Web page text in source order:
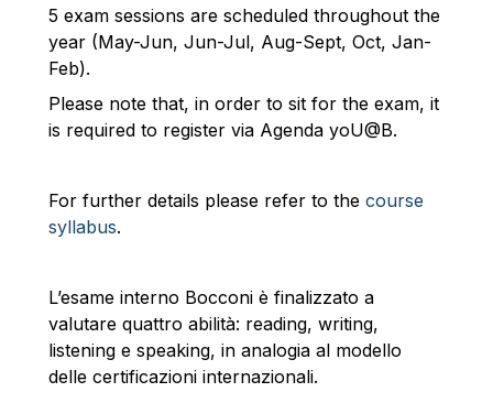
5 exam sessions are scheduled throughout the
year (May-Jun, Jun-Jul, Aug-Sept, Oct, Jan-
Feb).
Please note that, in order to sit for the exam, it
is required to register via Agenda yoU@B.
For further details please refer to the course
syllabus.
L’esame interno Bocconi è finalizzato a
valutare quattro abilità: reading, writing,
listening e speaking, in analogia al modello
delle certificazioni internazionali.